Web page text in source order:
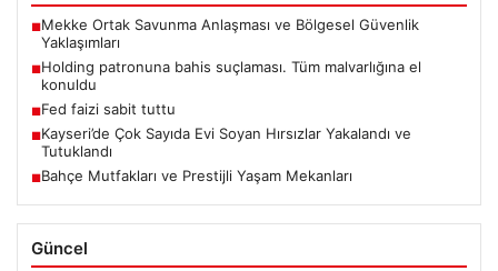
■Mekke Ortak Savunma Anlaşması ve Bölgesel Güvenlik
Yaklaşımları
■Holding patronuna bahis suçlaması. Tüm malvarlığına el
konuldu
■Fed faizi sabit tuttu
■Kayseri’de Çok Sayıda Evi Soyan Hırsızlar Yakalandı ve
Tutuklandı
■Bahçe Mutfakları ve Prestijli Yaşam Mekanları
Güncel